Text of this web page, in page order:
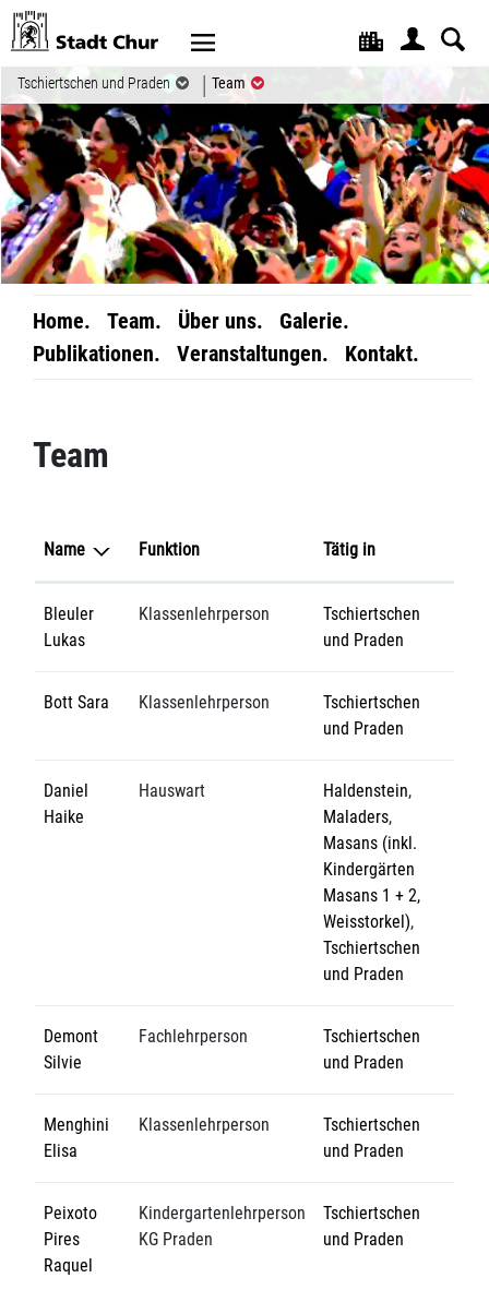
Kopfzeile
Tschiertschen und Praden Team (ausgewählt)
Home. Team. Über uns.
Galerie.
Publikationen.
Veranstaltungen. Kontakt.
Inhalt
Team
Name Funktion Tätig in
Bleuler
Lukas
Klassenlehrperson
Tschiertschen
und Praden
Bott Sara Klassenlehrperson
Tschiertschen
und Praden
Daniel
Haike
Hauswart Haldenstein,
Maladers,
Masans (inkl.
Kindergärten
Masans 1 + 2,
Weisstorkel),
Tschiertschen
und Praden
Demont
Silvie
Fachlehrperson
Tschiertschen
und Praden
Menghini
Elisa
Klassenlehrperson
Tschiertschen
und Praden
Peixoto
Pires
Raquel
Kindergartenlehrperson
KG Praden
Tschiertschen
und Praden